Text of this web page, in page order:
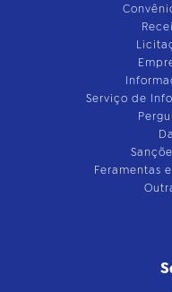
Serviço de
Feramentas